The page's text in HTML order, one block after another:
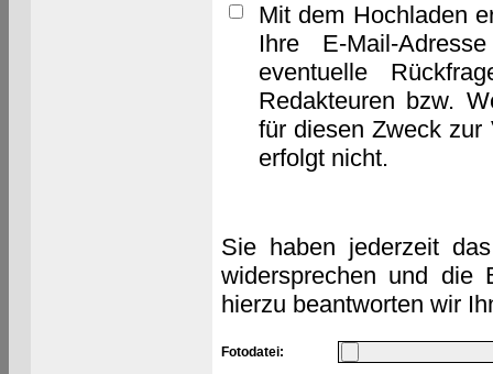
Mit dem Hochladen
Ihre E-Mail-
eventuelle
Redakteuren bzw.
für diesen Zweck zur
erfolgt nicht.
Sie haben jederzeit
widersprechen und die
hierzu beantworten wir
Fotodatei: